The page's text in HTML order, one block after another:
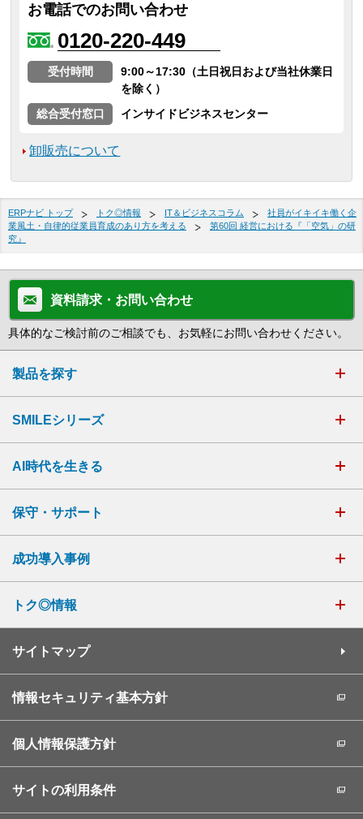
お電話でのお問い合わせ
0120-220-449
受付時間
9:00～17:30（土日祝日および当社休業日
を除く）
総合受付窓口
インサイドビジネスセンター
卸販売について
ERPナビ トップ トク◎情報 IT＆ビジネスコラム
社員がイキイキ働く企
業風土・自律的従業員育成のあり方を考える
第60回 経営における『「空気」の研
究』
資料請求・お問い合わせ
具体的なご検討前のご相談でも、お気軽にお問い合わせください。
製品を探す
SMILEシリーズ
AI時代を生きる
保守・サポート
成功導入事例
トク◎情報
サイトマップ
情報セキュリティ基本方針
個人情報保護方針
サイトの利用条件